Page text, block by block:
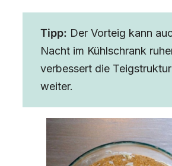
Tipp: Der Vorteig kann
Nacht im Kühlschrank
verbessert die
weiter.